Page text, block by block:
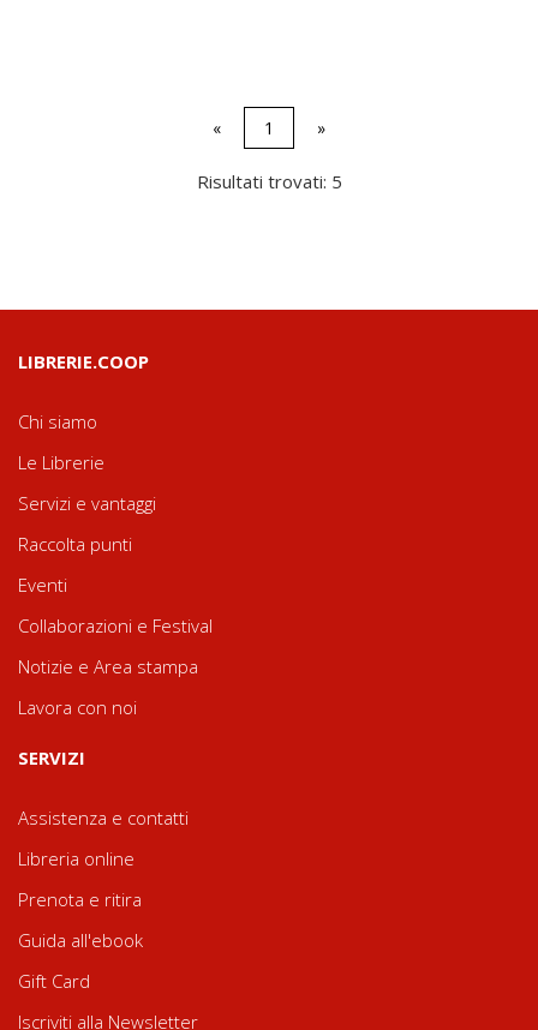
« 1 »
Risultati trovati: 5
LIBRERIE.COOP
Chi siamo
Le Librerie
Servizi e vantaggi
Raccolta punti
Eventi
Collaborazioni e Festival
Notizie e Area stampa
Lavora con noi
SERVIZI
Assistenza e contatti
Libreria online
Prenota e ritira
Guida all'ebook
Gift Card
Iscriviti alla Newsletter